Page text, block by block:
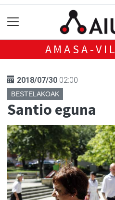
AMASA-
2018/07/30 02:00
BESTELAKOAK
Santio eguna